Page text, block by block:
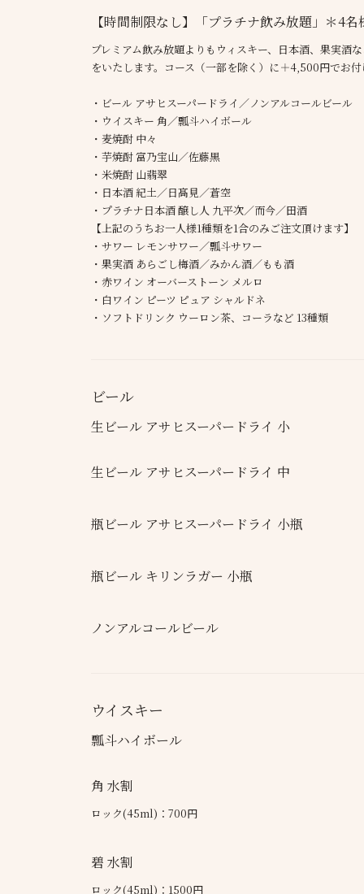
【時間制限なし】「プラチナ飲み放題」＊4名
プレミアム飲み放題よりもウィスキー、日本酒、果実酒
をいたします。コース（一部を除く）に＋4,500円でお
・ビール アサヒスーパードライ／ノンアルコールビール
・ウイスキー 角／瓢斗ハイボール
・麦焼酎 中々
・芋焼酎 富乃宝山／佐藤黒
・米焼酎 山翡翠
・日本酒 紀土／日髙見／蒼空
・プラチナ日本酒 醸し人 九平次／而今／田酒
【上記のうちお一人様1種類を1合のみご注文頂けます】
・サワー レモンサワー／瓢斗サワー
・果実酒 あらごし梅酒／みかん酒／もも酒
・赤ワイン オーバーストーン メルロ
・白ワイン ピーツ ピュア シャルドネ
・ソフトドリンク ウーロン茶、コーラなど 13種類
ビール
生ビール アサヒスーパードライ 小
生ビール アサヒスーパードライ 中
瓶ビール アサヒスーパードライ 小瓶
瓶ビール キリンラガー 小瓶
ノンアルコールビール
ウイスキー
瓢斗ハイボール
角 水割
ロック(45ml)：700円
碧 水割
ロック(45ml)：1500円